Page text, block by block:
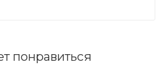
понравиться